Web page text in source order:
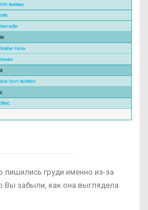
лишились груди именно из-за
Вы забыли, как она выглядела